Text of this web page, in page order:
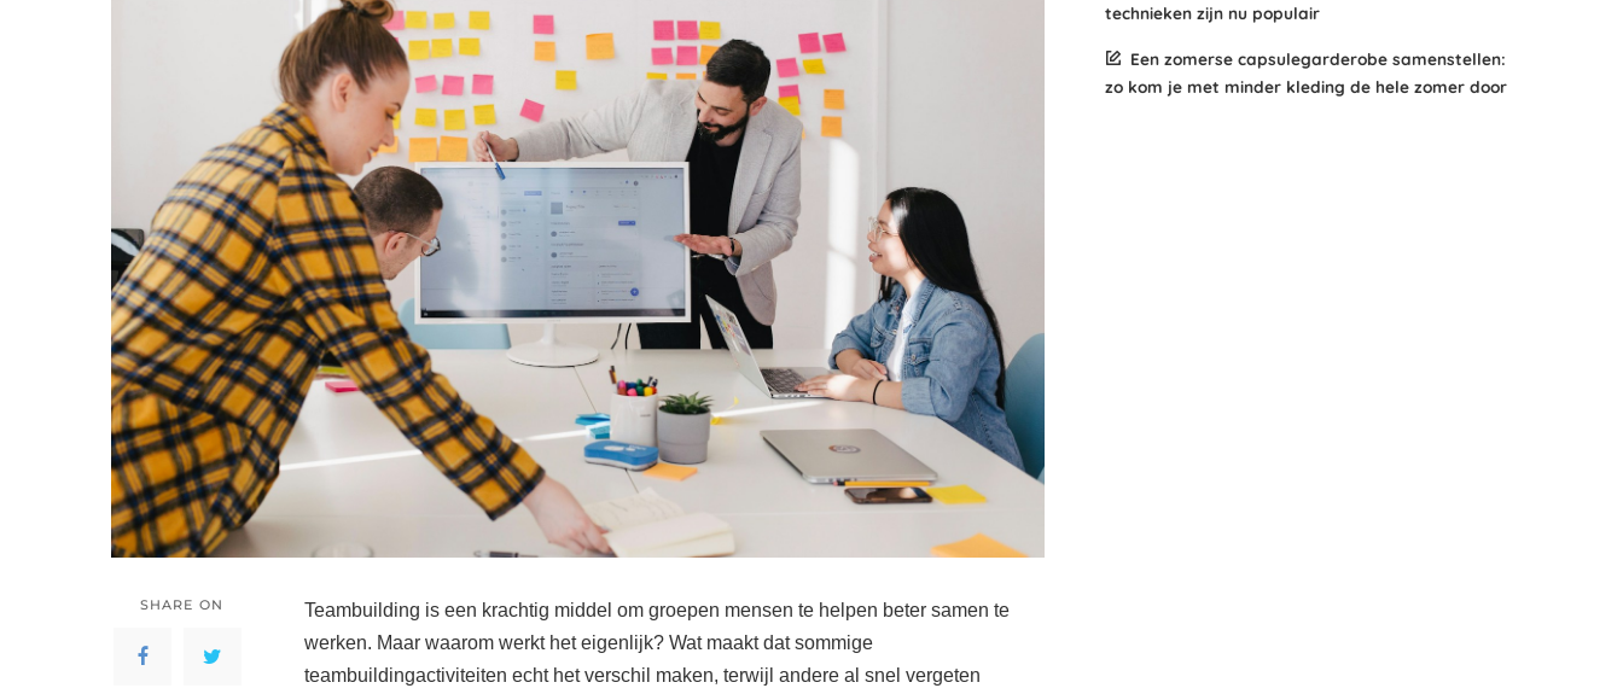
SHARE ON
Teambuilding is een krachtig middel om groepen mensen te helpen beter samen te
werken. Maar waarom werkt het eigenlijk? Wat maakt dat sommige
teambuildingactiviteiten echt het verschil maken, terwijl andere al snel vergeten
technieken zijn nu populair
Een zomerse capsulegarderobe samenstellen:
zo kom je met minder kleding de hele zomer door